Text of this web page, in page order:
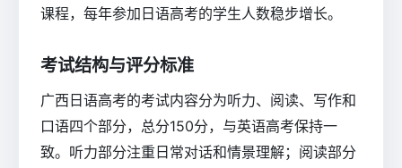
课程，每年参加日语高考的学生人数稳步增长。
考试结构与评分标准
广西日语高考的考试内容分为听力、阅读、写作和
口语四个部分，总分150分，与英语高考保持一
致。听力部分注重日常对话和情景理解；阅读部分